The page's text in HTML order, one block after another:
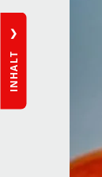
INHALT